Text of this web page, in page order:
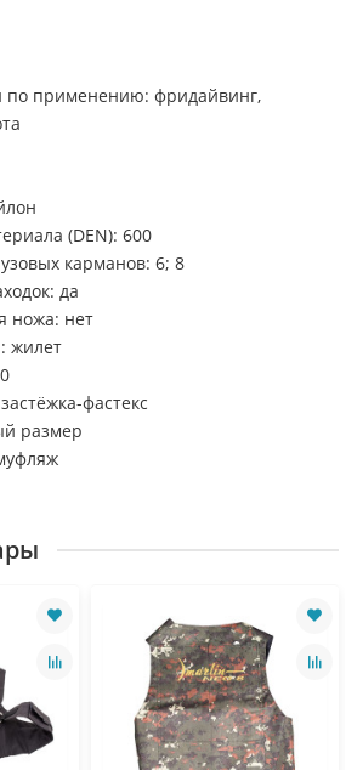
по применению: фридайвинг,
(DEN): 600
карманов: 6; 8
да
ножа: нет
жилет
фастекс
размер